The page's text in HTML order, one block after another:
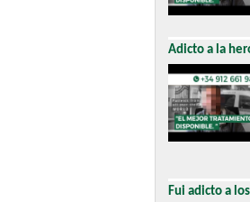
Adicto a la
Fui adicto a